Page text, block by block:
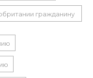
гражданину